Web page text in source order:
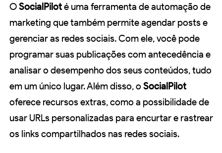
OSocialPiloté uma ferramenta de automação de
marketing que também permite agendar posts e
gerenciar as redes sociais. Com ele, você pode
programar suas publicações com antecedência e
analisar o desempenho dos seus conteúdos, tudo
em um único lugar. Além disso, o SocialPilot
oferece recursos extras, como a possibilidade de
usar URLs personalizadas para encurtar e rastrear
os links compartilhados nas redes sociais.